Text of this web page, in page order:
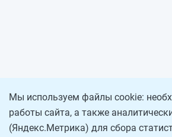
Мы используем файлы cookie:
работы сайта, а также
(Яндекс.Метрика) для сбора